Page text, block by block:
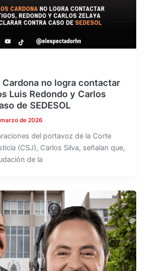
no logra contactar
Luis Redondo y Carlos
de SEDESOL
de 2026
del portavoz de la Corte
(CSJ), Carlos Silva, señalan que,
de la